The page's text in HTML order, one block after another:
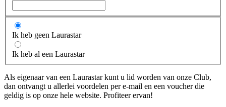
Ik heb geen Laurastar
Ik heb al een Laurastar
Als eigenaar van een Laurastar kunt u lid worden van onze Club,
dan ontvangt u allerlei voordelen per e-mail en een voucher die
geldig is op onze hele website. Profiteer ervan!